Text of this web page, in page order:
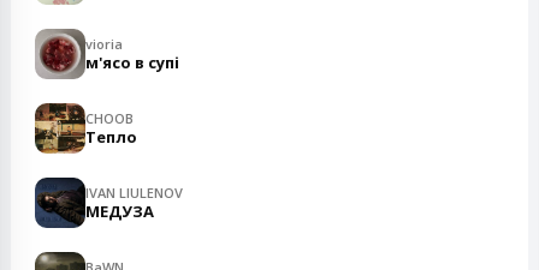
vioria
м'ясо в супі
CHOOB
Тепло
IVAN LIULENOV
МЕДУЗА
BaWN